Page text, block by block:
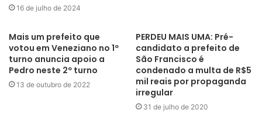
16 de julho de 2024
Mais um prefeito que
votou em Veneziano no 1º
turno anuncia apoio a
Pedro neste 2º turno
13 de outubro de 2022
PERDEU MAIS UMA: Pré-
candidato a prefeito de
São Francisco é
condenado a multa de R$5
mil reais por propaganda
irregular
31 de julho de 2020